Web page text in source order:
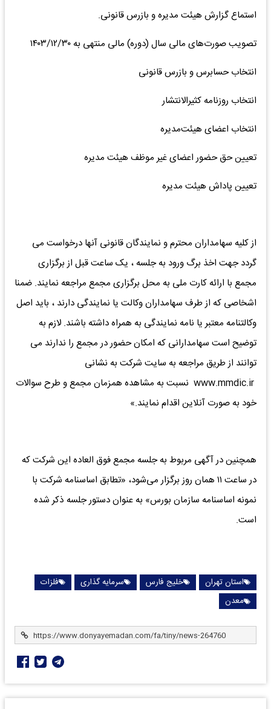
استماع گزارش هیئت‌ مدیره و بازرس قانونی.
تصویب صورت‌های مالی سال (دوره) مالی منتهی به ۱۴۰۳/۱۲/۳۰
انتخاب حسابرس و بازرس قانونی
انتخاب روزنامه کثیر‌الانتشار
انتخاب اعضای هیئت‌مدیره
تعیین حق حضور اعضای غیر موظف هیئت مدیره
تعیین پاداش هیئت مدیره
از کلیه سهامداران محترم و نمایندگان قانونی آنها درخواست می
گردد جهت اخذ برگ ورود به جلسه ، یک ساعت قبل از برگزاری
مجمع با ارائه کارت ملی به محل برگزاری مجمع مراجعه نمایند. ضمنا
اشخاصی که از طرف سهامداران وکالت یا نمایندگی دارند ، باید اصل
وکالتنامه معتبر یا نامه نمایندگی به همراه داشته باشند. لازم به
توضیح است سهامدارانی که امکان حضور در مجمع را ندارند می
توانند از طریق مراجعه به سایت شرکت به نشانی
www.mmdic.ir نسبت به مشاهده همزمان مجمع و طرح سوالات
خود به صورت آنلاین اقدام نمایند.»
همچنین در آگهی مربوط به جلسه مجمع فوق العاده این شرکت که
در ساعت ۱۱ همان روز برگزار می‌شود، «تطابق اساسنامه شرکت با
نمونه اساسنامه سازمان بورس» به عنوان دستور جلسه ذکر شده
است.
استان تهران خلیج فارس سرمایه گذاری
فلزات
معدن